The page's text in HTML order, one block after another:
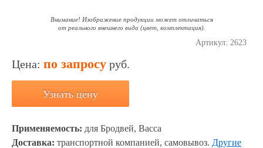
Внимание! Изображение продукции может отличаться
от реального внешнего вида (цвет, комплектация).
Артикул: 2623
Цена: по запросу руб.
Узнать цену
Применяемость: для Бродвей, Васса
Доставка: транспортной компанией, самовывоз. Другие